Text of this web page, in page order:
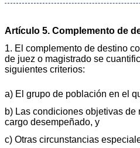
Artículo 5. Complemento de
1. El complemento de destino
de juez o magistrado se
siguientes criterios:
a) El grupo de población en el
b) Las condiciones objetivas de
cargo desempeñado, y
c) Otras circunstancias